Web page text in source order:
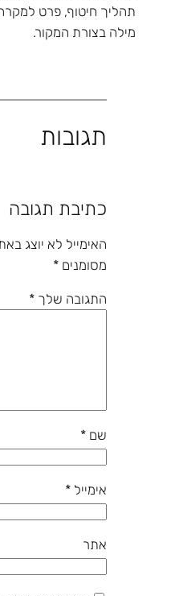
תהליך חיטוף, פרט
מילה בצורת המקור.
תגובות
כתיבת תגובה
האימייל לא יוצג
מסומנים *
התגובה שלך *
שם *
אימייל *
אתר